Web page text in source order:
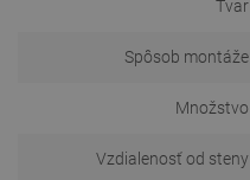
Tvar
Spôsob montáže
Množstvo
Vzdialenosť od steny